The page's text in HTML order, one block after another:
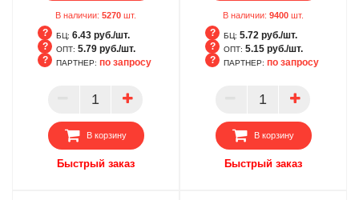
В наличии: 5270 шт.
БЦ: 6.43 руб./шт.
ОПТ: 5.79 руб./шт.
ПАРТНЕР
ПАРТНЕР: по запросу
В корзину
Быстрый заказ
В наличии: 9400 шт.
БЦ: 5.72 руб./шт.
ОПТ: 5.15 руб./шт.
ПАРТНЕР
ПАРТНЕР: по запросу
В корзину
Быстрый заказ